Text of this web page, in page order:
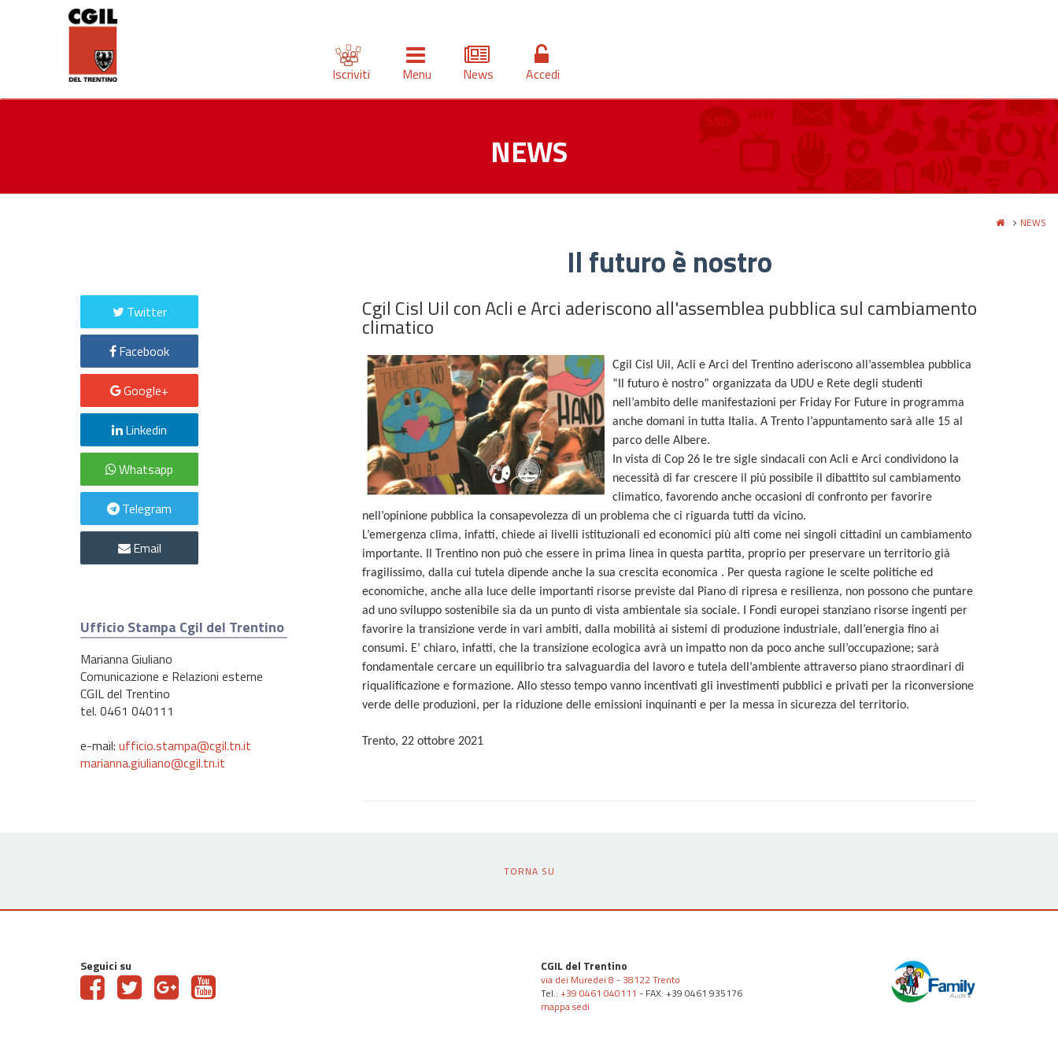
Iscriviti Menu News Accedi
NEWS
NEWS
Il futuro è nostro
Cgil Cisl Uil con Acli e Arci aderiscono all'assemblea pubblica sul cambiamento
climatico
Cgil Cisl Uil, Acli e Arci del Trentino aderiscono all’assemblea pubblica
“Il futuro è nostro” organizzata da UDU e Rete degli studenti
nell’ambito delle manifestazioni per Friday For Future in programma
anche domani in tutta Italia. A Trento l’appuntamento sarà alle 15 al
parco delle Albere.
In vista di Cop 26 le tre sigle sindacali con Acli e Arci condividono la
necessità di far crescere il più possibile il dibattito sul cambiamento
climatico, favorendo anche occasioni di confronto per favorire
nell’opinione pubblica la consapevolezza di un problema che ci riguarda tutti da vicino.
L’emergenza clima, infatti, chiede ai livelli istituzionali ed economici più alti come nei singoli cittadini un cambiamento
importante. Il Trentino non può che essere in prima linea in questa partita, proprio per preservare un territorio già
fragilissimo, dalla cui tutela dipende anche la sua crescita economica . Per questa ragione le scelte politiche ed
economiche, anche alla luce delle importanti risorse previste dal Piano di ripresa e resilienza, non possono che puntare
ad uno sviluppo sostenibile sia da un punto di vista ambientale sia sociale. I Fondi europei stanziano risorse ingenti per
favorire la transizione verde in vari ambiti, dalla mobilità ai sistemi di produzione industriale, dall’energia fino ai
consumi. E’ chiaro, infatti, che la transizione ecologica avrà un impatto non da poco anche sull’occupazione; sarà
fondamentale cercare un equilibrio tra salvaguardia del lavoro e tutela dell’ambiente attraverso piano straordinari di
riqualificazione e formazione. Allo stesso tempo vanno incentivati gli investimenti pubblici e privati per la riconversione
verde delle produzioni, per la riduzione delle emissioni inquinanti e per la messa in sicurezza del territorio.
Trento, 22 ottobre 2021
Twitter
Facebook
Google+
Linkedin
Whatsapp
Telegram
Email
Ufficio Stampa Cgil del Trentino
Marianna Giuliano
Comunicazione e Relazioni esterne
CGIL del Trentino
tel. 0461 040111
e-mail: ufficio.stampa@cgil.tn.it
marianna.giuliano@cgil.tn.it
TORNA SU
Seguici su CGIL del Trentino
via dei Muredei 8 - 38122 Trento
Tel.: +39 0461 040111 - FAX: +39 0461 935176
mappa sedi